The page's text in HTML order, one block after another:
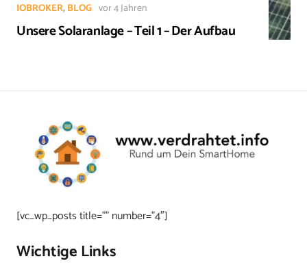
IOBROKER,BLOG vor 4 Jahren
Unsere Solaranlage – Teil 1 – Der Aufbau
[vc_wp_posts title=”” number=”4″]
Wichtige Links